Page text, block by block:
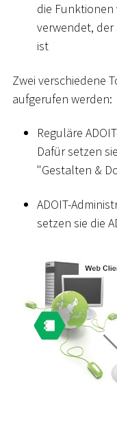
die Funktionen
verwendet,
ist
Zwei verschiedene
aufgerufen werden:
Reguläre
Dafür setzen
"Gestalten &
ADOIT-
setzen sie die